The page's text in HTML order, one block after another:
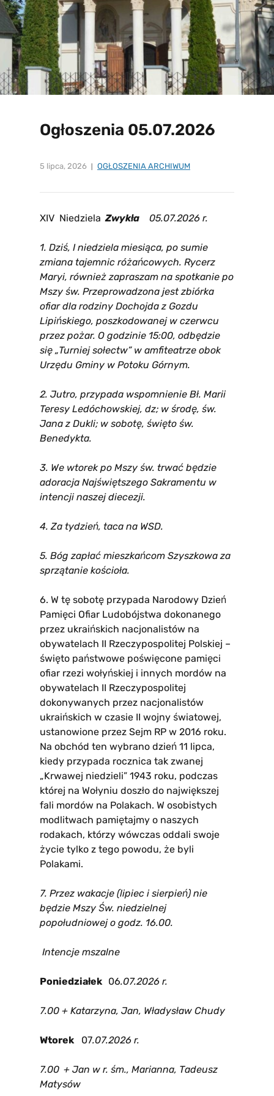
Ogłoszenia 05.07.2026
5 lipca, 2026 OGŁOSZENIA ARCHIWUM
XIV Niedziela Zwykła 05.07.2026 r.
1. Dziś, I niedziela miesiąca, po sumie
zmiana tajemnic różańcowych. Rycerz
Maryi, również zapraszam na spotkanie po
Mszy św. Przeprowadzona jest zbiórka
ofiar dla rodziny Dochojda z Gozdu
Lipińskiego, poszkodowanej w czerwcu
przez pożar. O godzinie 15:00, odbędzie
się „Turniej sołectw” w amfiteatrze obok
Urzędu Gminy w Potoku Górnym.
2. Jutro, przypada wspomnienie Bł. Marii
Teresy Ledóchowskiej, dz; w środę, św.
Jana z Dukli; w sobotę, święto św.
Benedykta.
3. We wtorek po Mszy św. trwać będzie
adoracja Najświętszego Sakramentu w
intencji naszej diecezji.
4. Za tydzień, taca na WSD.
5. Bóg zapłać mieszkańcom Szyszkowa za
sprzątanie kościoła.
6. W tę sobotę przypada Narodowy Dzień
Pamięci Ofiar Ludobójstwa dokonanego
przez ukraińskich nacjonalistów na
obywatelach II Rzeczypospolitej Polskiej –
święto państwowe poświęcone pamięci
ofiar rzezi wołyńskiej i innych mordów na
obywatelach II Rzeczypospolitej
dokonywanych przez nacjonalistów
ukraińskich w czasie II wojny światowej,
ustanowione przez Sejm RP w 2016 roku.
Na obchód ten wybrano dzień 11 lipca,
kiedy przypada rocznica tak zwanej
„Krwawej niedzieli” 1943 roku, podczas
której na Wołyniu doszło do największej
fali mordów na Polakach. W osobistych
modlitwach pamiętajmy o naszych
rodakach, którzy wówczas oddali swoje
życie tylko z tego powodu, że byli
Polakami.
7. Przez wakacje (lipiec i sierpień) nie
będzie Mszy Św. niedzielnej
popołudniowej o godz. 16.00.
Intencje mszalne
Poniedziałek 06.07.2026 r.
7.00 + Katarzyna, Jan, Władysław Chudy
Wtorek07.07.2026 r.
7.00 + Jan w r. śm., Marianna, Tadeusz
Matysów